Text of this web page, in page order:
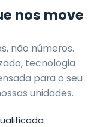
nos move
não números.
tecnologia
para o seu
unidades.